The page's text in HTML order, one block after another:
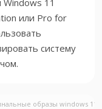
или Pro for
систему
образы windows